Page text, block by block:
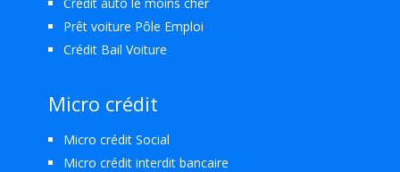
Prêt voiture Pôle Emploi
Crédit Bail Voiture
Micro crédit
Micro crédit Social
Micro crédit interdit bancaire